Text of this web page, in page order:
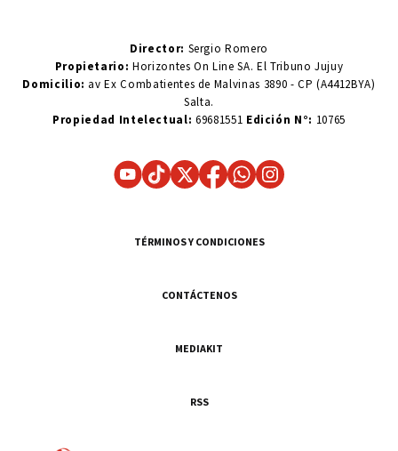
Director: Sergio Romero
Propietario:Horizontes On Line SA. El Tribuno Jujuy
Domicilio: av Ex Combatientes de Malvinas 3890 - CP (A4412BYA)
Salta.
Propiedad Intelectual: 69681551 Edición N°: 10765
TÉRMINOS Y CONDICIONES
CONTÁCTENOS
MEDIAKIT
RSS